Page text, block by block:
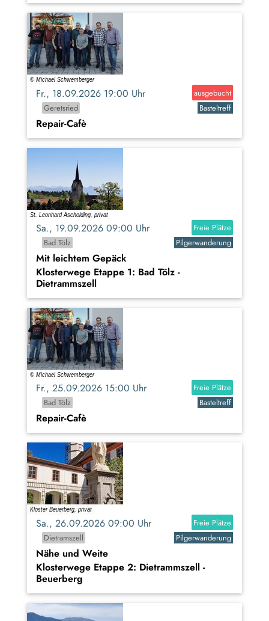
Fr., 18.09.2026 19:00 Uhr
ausgebucht
Geretsried
Basteltreff
Repair-Cafè
Sa., 19.09.2026 09:00 Uhr
Freie Plätze
Bad Tölz
Pilgerwanderung
Mit leichtem Gepäck
Klosterwege Etappe 1: Bad Tölz -
Dietrammszell
Fr., 25.09.2026 15:00 Uhr
Freie Plätze
Bad Tölz
Basteltreff
Repair-Cafè
Sa., 26.09.2026 09:00 Uhr
Freie Plätze
Dietramszell
Pilgerwanderung
Nähe und Weite
Klosterwege Etappe 2: Dietrammszell -
Beuerberg